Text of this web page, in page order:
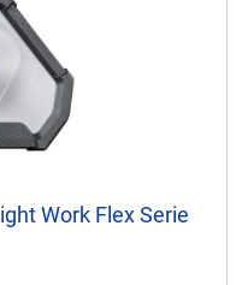
Work Flex Serie